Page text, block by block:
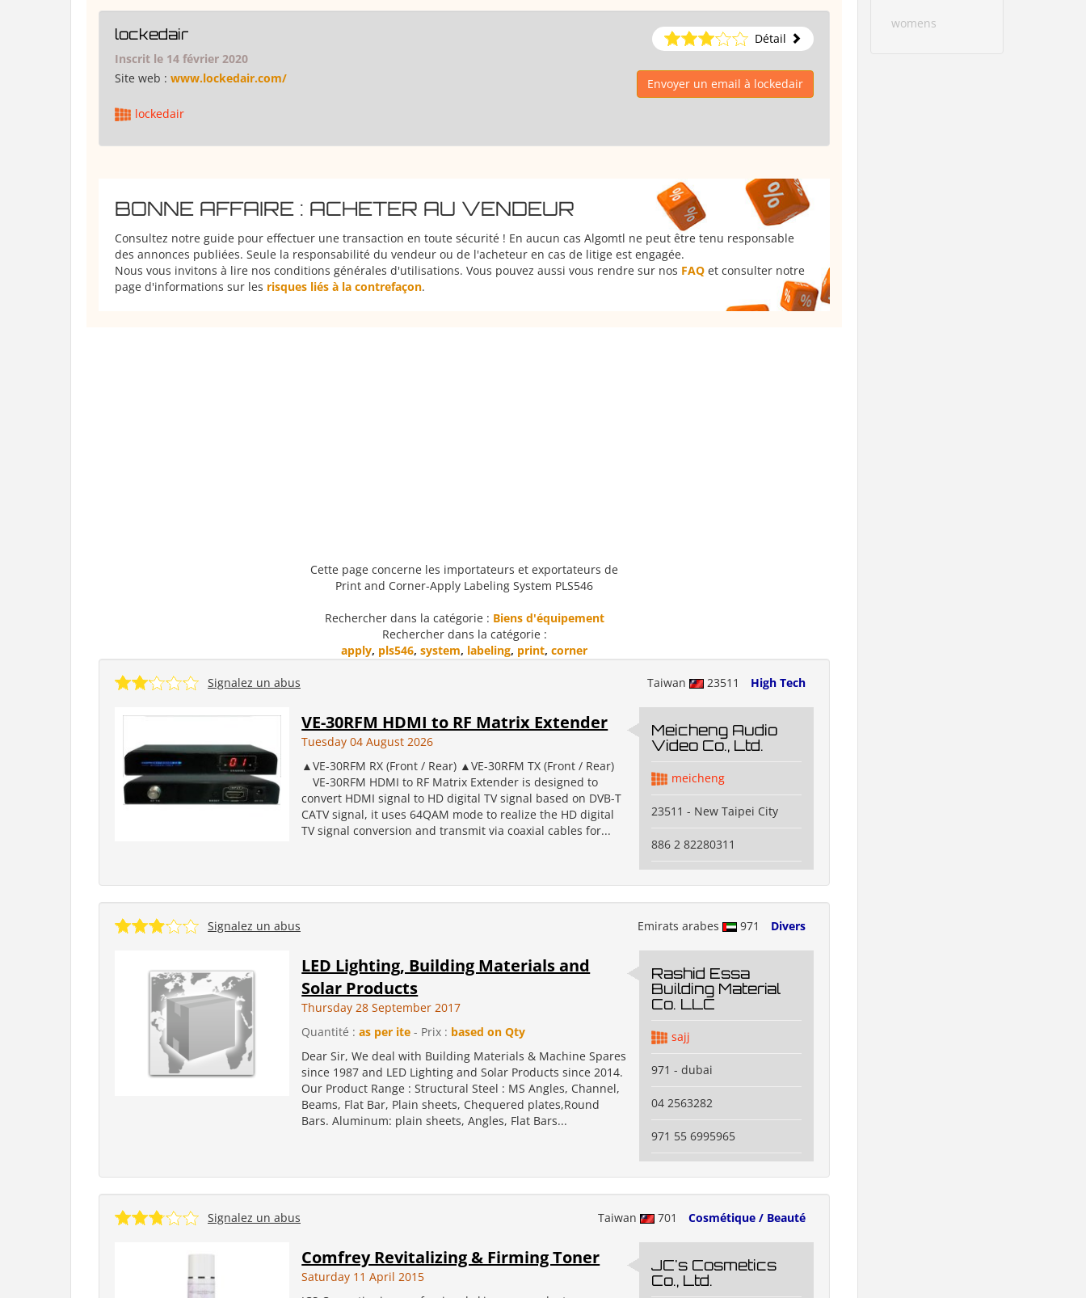
lockedair
Détail
Inscrit le 14 février 2020
Site web : www.lockedair.com/
Envoyer un email à lockedair
lockedair
BONNE AFFAIRE : ACHETER AU VENDEUR
Consultez notre guide pour effectuer une transaction en toute sécurité ! En aucun cas Algomtl ne peut être tenu responsable
des annonces publiées. Seule la responsabilité du vendeur ou de l'acheteur en cas de litige est engagée.
Nous vous invitons à lire nos conditions générales d'utilisations. Vous pouvez aussi vous rendre sur nos FAQ et consulter notre
page d'informations sur les risques liés à la contrefaçon.
Cette page concerne les importateurs et exportateurs de
Print and Corner-Apply Labeling System PLS546
Rechercher dans la catégorie : Biens d'équipement
Rechercher dans la catégorie :
apply, pls546, system, labeling, print, corner
Taiwan 23511 High Tech
Signalez un abus
VE-30RFM HDMI to RF Matrix Extender
Tuesday 04 August 2026
▲VE-30RFM RX (Front / Rear) ▲VE-30RFM TX (Front / Rear)
VE-30RFM HDMI to RF Matrix Extender is designed to
convert HDMI signal to HD digital TV signal based on DVB-T
CATV signal, it uses 64QAM mode to realize the HD digital
TV signal conversion and transmit via coaxial cables for...
Meicheng Audio
Video Co., Ltd.
meicheng
23511 - New Taipei City
886 2 82280311
Emirats arabes 971 Divers
Signalez un abus
LED Lighting, Building Materials and
Solar Products
Thursday 28 September 2017
Quantité :as per ite - Prix : based on Qty
Dear Sir, We deal with Building Materials & Machine Spares
since 1987 and LED Lighting and Solar Products since 2014.
Our Product Range : Structural Steel : MS Angles, Channel,
Beams, Flat Bar, Plain sheets, Chequered plates,Round
Bars. Aluminum: plain sheets, Angles, Flat Bars...
Rashid Essa
Building Material
Co. LLC
sajj
971 - dubai
04 2563282
971 55 6995965
Taiwan 701 Cosmétique / Beauté
Signalez un abus
Comfrey Revitalizing & Firming Toner
Saturday 11 April 2015
JC's Cosmetics
Co., Ltd.
womens